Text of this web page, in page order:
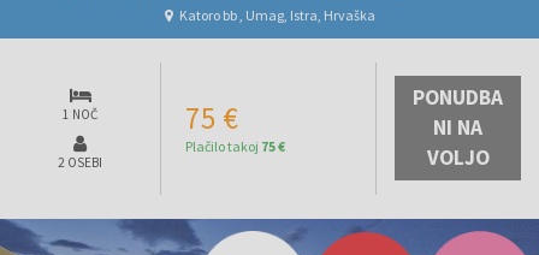
Katoro bb , Umag, Istra, Hrvaška
1 NOČ
2 OSEBI
75 €
Plačilo takoj 75 €
PONUDBA
NI NA
VOLJO